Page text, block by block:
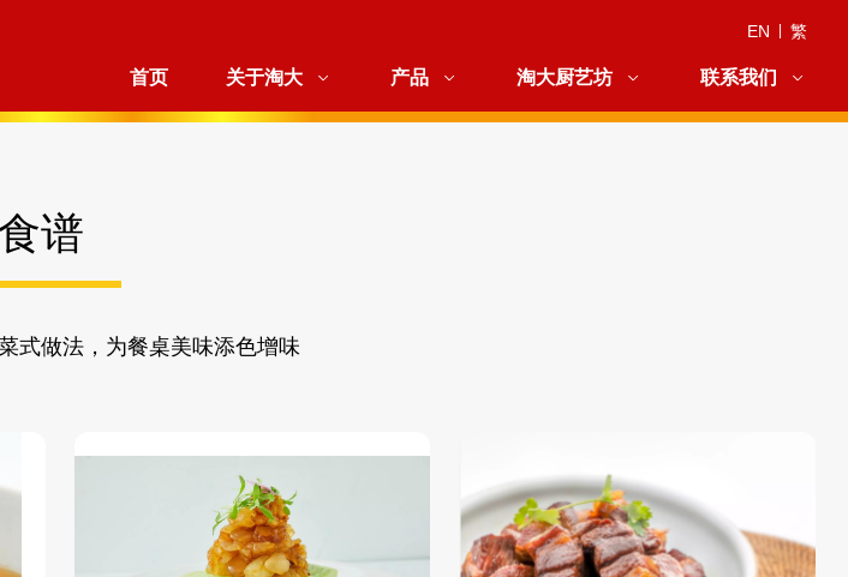
EN 繁
首页 关于淘大 产品 淘大厨艺坊 联系我们
谱
式做法，为餐桌美味添色增味